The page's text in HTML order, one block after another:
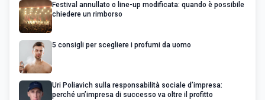
Festival annullato o line-up modificata: quando è possibile
chiedere un rimborso
5 consigli per scegliere i profumi da uomo
Uri Poliavich sulla responsabilità sociale d’impresa:
perché un’impresa di successo va oltre il profitto